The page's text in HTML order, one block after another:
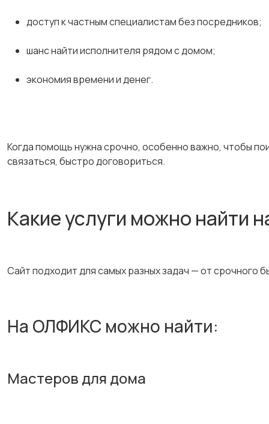
доступ к частным специалистам без посредников;
шанс найти исполнителя рядом с домом;
экономия времени и денег.
Когда помощь нужна срочно, особенно важно, чтобы
связаться, быстро договориться.
Какие услуги можно найти
Сайт подходит для самых разных задач — от срочного
На ОЛФИКС можно найти:
Мастеров для дома